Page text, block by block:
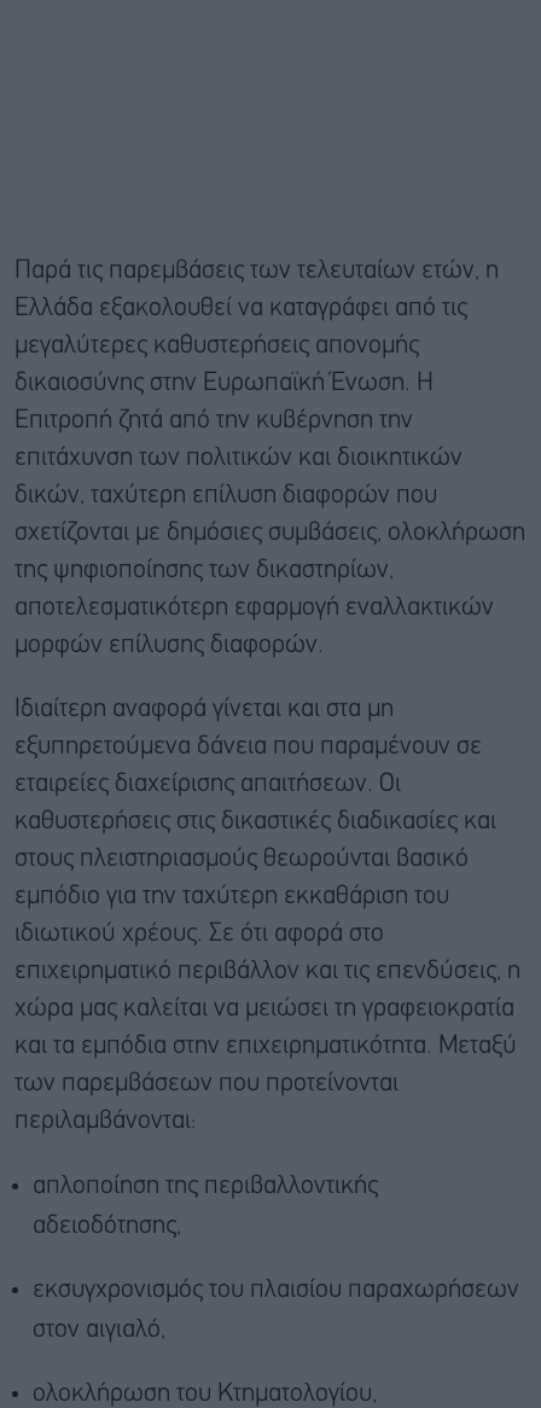
Παρά τις παρεμβάσεις των τελευταίων ετών, η
Ελλάδα εξακολουθεί να καταγράφει από τις
μεγαλύτερες καθυστερήσεις απονομής
δικαιοσύνης στην Ευρωπαϊκή Ένωση. Η
Επιτροπή ζητά από την κυβέρνηση την
επιτάχυνση των πολιτικών και διοικητικών
δικών, ταχύτερη επίλυση διαφορών που
σχετίζονται με δημόσιες συμβάσεις, ολοκλήρωση
της ψηφιοποίησης των δικαστηρίων,
αποτελεσματικότερη εφαρμογή εναλλακτικών
μορφών επίλυσης διαφορών.
Ιδιαίτερη αναφορά γίνεται και στα μη
εξυπηρετούμενα δάνεια που παραμένουν σε
εταιρείες διαχείρισης απαιτήσεων. Οι
καθυστερήσεις στις δικαστικές διαδικασίες και
στους πλειστηριασμούς θεωρούνται βασικό
εμπόδιο για την ταχύτερη εκκαθάριση του
ιδιωτικού χρέους. Σε ότι αφορά στο
επιχειρηματικό περιβάλλον και τις επενδύσεις, η
χώρα μας καλείται να μειώσει τη γραφειοκρατία
και τα εμπόδια στην επιχειρηματικότητα. Μεταξύ
των παρεμβάσεων που προτείνονται
περιλαμβάνονται:
απλοποίηση της περιβαλλοντικής
αδειοδότησης,
εκσυγχρονισμός του πλαισίου παραχωρήσεων
στον αιγιαλό,
ολοκλήρωση του Κτηματολογίου,